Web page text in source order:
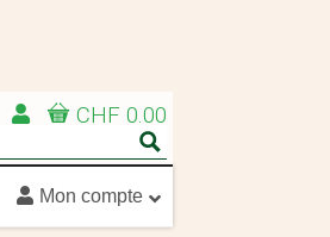
CHF 0.00
Mon compte